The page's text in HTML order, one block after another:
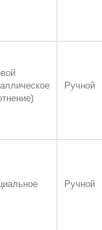
Ручной
Ручной